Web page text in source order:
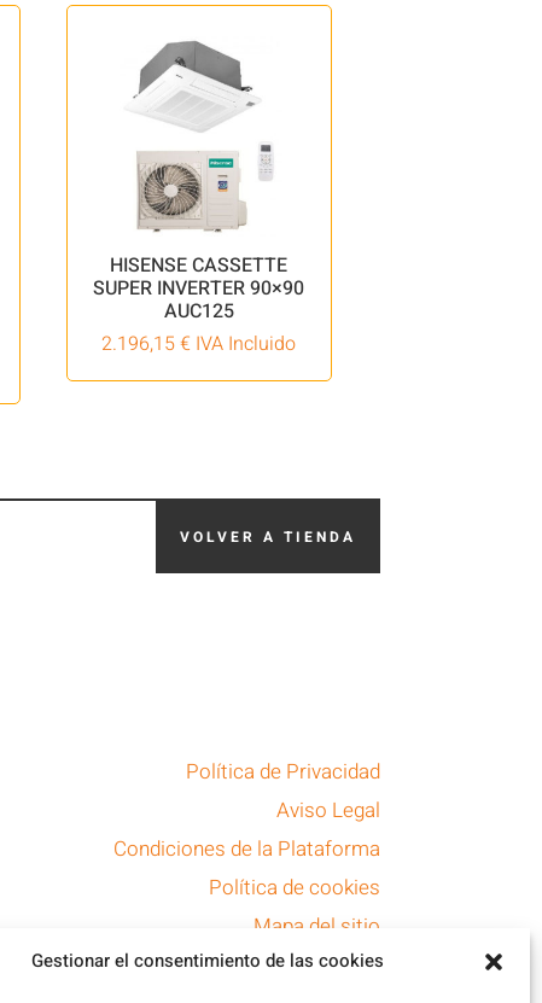
Gestionar el consentimiento de las cookies
HISENSE CASSETTE
SUPER INVERTER 90×90
AUC125
2.196,15€ IVA Incluido
VOLVER A TIENDA
Política de Privacidad
Aviso Legal
Condiciones de la Plataforma
Política de cookies
Mapa del sitio
Accesibilidad